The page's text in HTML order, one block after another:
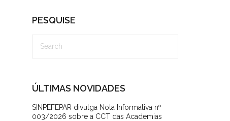
PESQUISE
ÚLTIMAS NOVIDADES
SINPEFEPAR divulga Nota Informativa nº
003/2026 sobre a CCT das Academias